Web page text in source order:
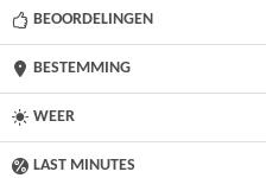
BEOORDELINGEN
BESTEMMING
WEER
LAST MINUTES